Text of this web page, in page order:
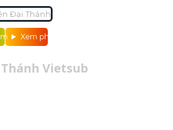
Xem phim
Vietsub